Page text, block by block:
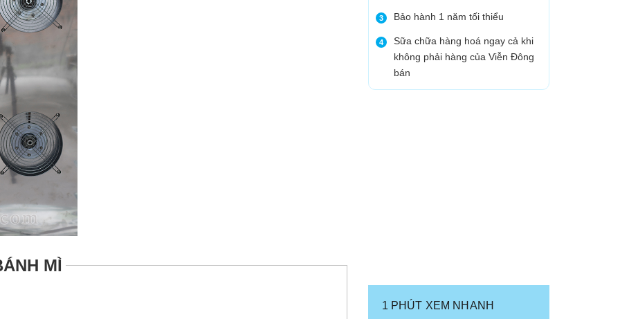
3 Bảo hành 1 năm tối thiểu
4
Sữa chữa hàng hoá ngay cả khi
không phải hàng của Viễn Đông
bán
MÌ
1 PHÚT XEM NHANH